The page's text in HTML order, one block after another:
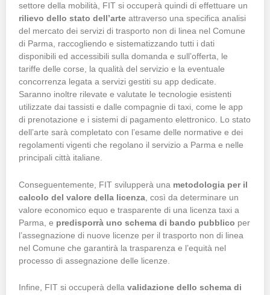
settore della mobilità, FIT si occuperà quindi di effettuare un
rilievo dello stato dell’arte attraverso una specifica analisi
del mercato dei servizi di trasporto non di linea nel Comune
di Parma, raccogliendo e sistematizzando tutti i dati
disponibili ed accessibili sulla domanda e sull’offerta, le
tariffe delle corse, la qualità del servizio e la eventuale
concorrenza legata a servizi gestiti su app dedicate.
Saranno inoltre rilevate e valutate le tecnologie esistenti
utilizzate dai tassisti e dalle compagnie di taxi, come le app
di prenotazione e i sistemi di pagamento elettronico. Lo stato
dell’arte sarà completato con l’esame delle normative e dei
regolamenti vigenti che regolano il servizio a Parma e nelle
principali città italiane.
Conseguentemente, FIT svilupperà una metodologia per il
calcolo del valore della licenza , così da determinare un
valore economico equo e trasparente di una licenza taxi a
Parma, e predisporrà uno schema di bando pubblico per
l’assegnazione di nuove licenze per il trasporto non di linea
nel Comune che garantirà la trasparenza e l’equità nel
processo di assegnazione delle licenze.
Infine, FIT si occuperà dellavalidazione dello schema di